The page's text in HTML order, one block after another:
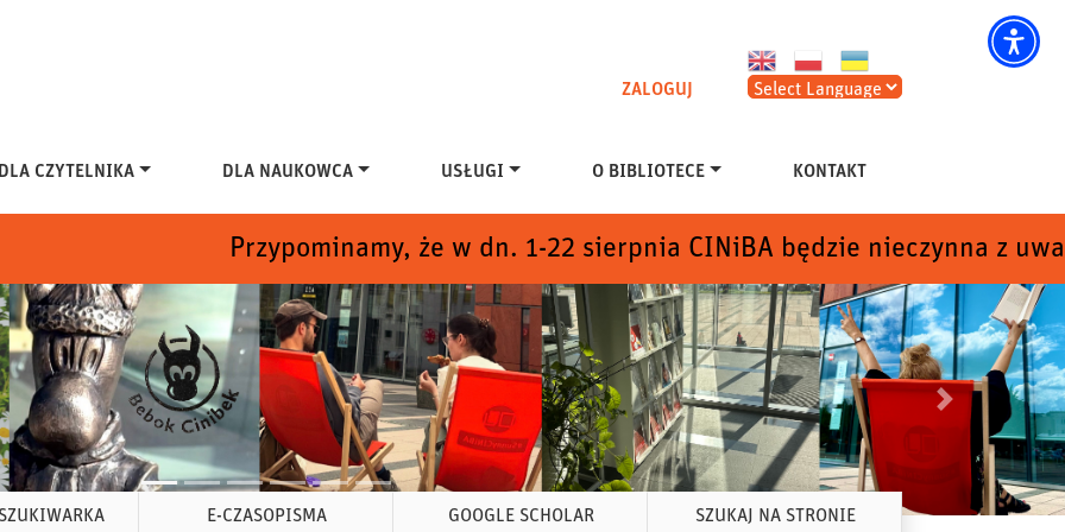
ZALOGUJ
DLA CZYTELNIKA DLA NAUKOWCA USŁUGI O BIBLIOTECE KONTAKT
Przypominamy, że w dn. 1-22 sierpnia CINiBA będzie nieczynna z uwagi na prace
Nastepny
E-CZASOPISMA GOOGLE SCHOLAR SZUKAJ NA STRONIE